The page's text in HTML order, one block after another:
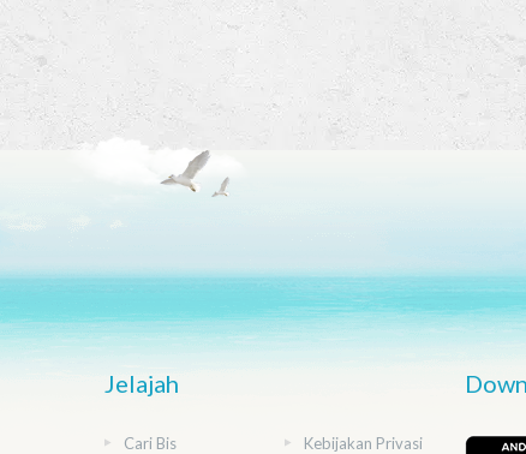
Jelajah
Cari Bis Kebijakan Privasi